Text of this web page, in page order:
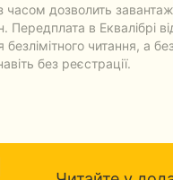
часом дозволить
Передплата в Еквалібрі
безлімітного читання, а
без реєстрації.